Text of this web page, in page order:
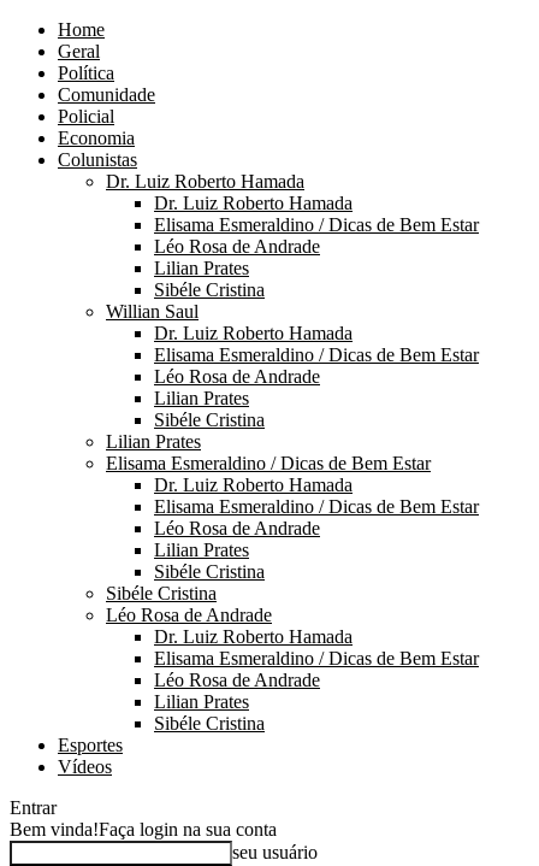
Home
Geral
Política
Comunidade
Policial
Economia
Colunistas
Dr. Luiz Roberto Hamada
Dr. Luiz Roberto Hamada
Elisama Esmeraldino / Dicas de Bem Estar
Léo Rosa de Andrade
Lilian Prates
Sibéle Cristina
Willian Saul
Dr. Luiz Roberto Hamada
Elisama Esmeraldino / Dicas de Bem Estar
Léo Rosa de Andrade
Lilian Prates
Sibéle Cristina
Lilian Prates
Elisama Esmeraldino / Dicas de Bem Estar
Dr. Luiz Roberto Hamada
Elisama Esmeraldino / Dicas de Bem Estar
Léo Rosa de Andrade
Lilian Prates
Sibéle Cristina
Sibéle Cristina
Léo Rosa de Andrade
Dr. Luiz Roberto Hamada
Elisama Esmeraldino / Dicas de Bem Estar
Léo Rosa de Andrade
Lilian Prates
Sibéle Cristina
Esportes
Vídeos
Entrar
Bem vinda!Faça login na sua conta
seu usuário